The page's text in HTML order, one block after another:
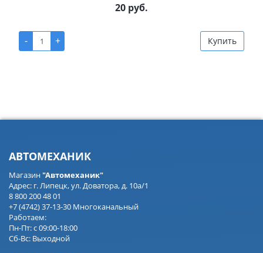
20 руб.
- + Купить
АВТОМЕХАНИК
Магазин"Автомеханик"
Адрес: г. Липецк, ул. Доватора, д. 10а/1
8 800 200 48 01
+7 (4742) 37-13-30 Многоканальный
Работаем:
Пн-Пт: с 09:00-18:00
Сб-Вс: Выходной